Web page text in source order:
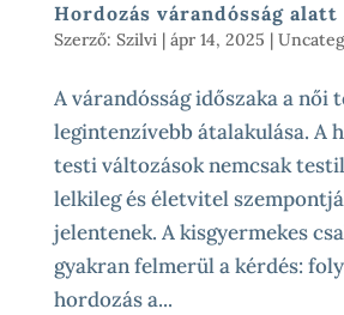
Hordozás várandósság alatt
Szerző: Szilvi| ápr 14, 2025 |
A várandósság időszaka a női
legintenzívebb átalakulása. A
testi változások nemcsak
lelkileg és életvitel
jelentenek. A kisgyermekes
gyakran felmerül a kérdés:
hordozás a...